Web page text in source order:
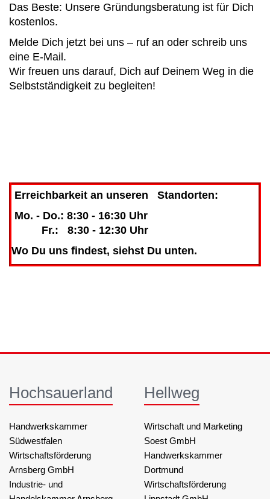
Das Beste: Unsere Gründungsberatung ist für Dich
kostenlos.
Melde Dich jetzt bei uns – ruf an oder schreib uns
eine E-Mail.
Wir freuen uns darauf, Dich auf Deinem Weg in die
Selbstständigkeit zu begleiten!
Erreichbarkeit an unseren Standorten:
Mo. - Do.: 8:30 - 16:30 Uhr
Fr.: 8:30 - 12:30 Uhr
Wo Du uns findest, siehst Du unten.
Hochsauerland
Handwerkskammer
Südwestfalen
Wirtschaftsförderung
Arnsberg GmbH
Industrie- und
Hellweg
Wirtschaft und Marketing
Soest GmbH
Handwerkskammer
Dortmund
Wirtschaftsförderung